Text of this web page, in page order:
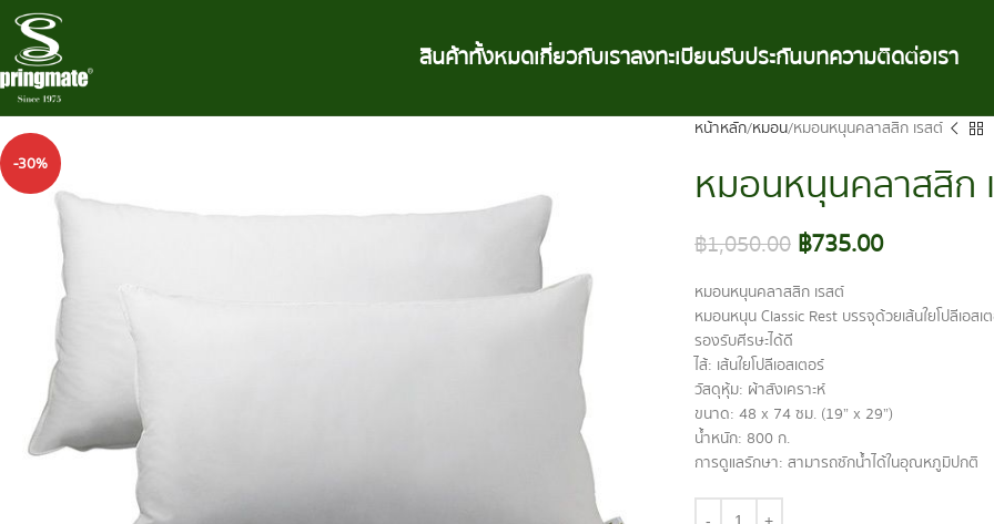
สินค้าทั้งหมดเกี่ยวกับเราลงทะเบียนรับประกันบทความติดต่อเรา
-30%
หน้าหลัก หมอน หมอนหนุนคลาสสิก เรสต์
หมอนหนุนคลาสสิก
฿1,050.00 ฿735.00
หมอนหนุนคลาสสิก เรสต์
หมอนหนุน Classic Rest บรรจุด้วยเส้นใยโปลีเ
รองรับศีรษะได้ดี
ไส้: เส้นใยโปลีเอสเตอร์
วัสดุหุ้ม: ผ้าสังเคราะห์
ขนาด: 48 x 74 ซม. (19” x 29”)
น้ำหนัก: 800 ก.
การดูแลรักษา: สามารถซักน้ำได้ในอุณหภูมิปกติ